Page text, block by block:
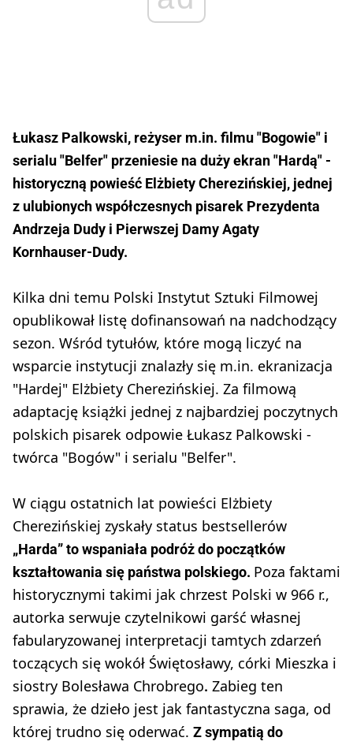
Łukasz Palkowski, reżyser m.in. filmu "Bogowie" i
serialu "Belfer" przeniesie na duży ekran "Hardą" -
historyczną powieść Elżbiety Cherezińskiej, jednej
z ulubionych współczesnych pisarek Prezydenta
Andrzeja Dudy i Pierwszej Damy Agaty
Kornhauser-Dudy.
Kilka dni temu Polski Instytut Sztuki Filmowej
opublikował listę dofinansowań na nadchodzący
sezon. Wśród tytułów, które mogą liczyć na
wsparcie instytucji znalazły się m.in. ekranizacja
"Hardej" Elżbiety Cherezińskiej. Za filmową
adaptację książki jednej z najbardziej poczytnych
polskich pisarek odpowie Łukasz Palkowski -
twórca "Bogów" i serialu "Belfer".
W ciągu ostatnich lat powieści Elżbiety
Cherezińskiej zyskały status bestsellerów
„Harda” to wspaniała podróż do początków
kształtowania się państwa polskiego. Poza faktami
historycznymi takimi jak chrzest Polski w 966 r.,
autorka serwuje czytelnikowi garść własnej
fabularyzowanej interpretacji tamtych zdarzeń
toczących się wokół Świętosławy, córki Mieszka i
siostry Bolesława Chrobrego. Zabieg ten
sprawia, że dzieło jest jak fantastyczna saga, od
której trudno się oderwać. Z sympatią do